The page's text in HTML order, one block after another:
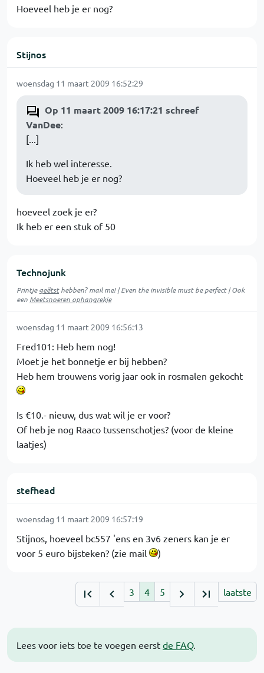
Lees voor iets toe te voegen eerst de FAQ.
Hoeveel heb je er nog?
Stijnos
woensdag 11 maart 2009 16:52:29
Op 11 maart 2009 16:17:21 schreef
VanDee:
[...]
Ik heb wel interesse.
Hoeveel heb je er nog?
hoeveel zoek je er?
Ik heb er een stuk of 50
Technojunk
Printjegeëtsthebben? mail me! | Even the invisible must be perfect | Ook
een Meetsnoeren ophangrekje
woensdag 11 maart 2009 16:56:13
Fred101: Heb hem nog!
Moet je het bonnetje er bij hebben?
Heb hem trouwens vorig jaar ook in rosmalen gekocht
Is €10.- nieuw, dus wat wil je er voor?
Of heb je nog Raaco tussenschotjes? (voor de kleine
laatjes)
stefhead
woensdag 11 maart 2009 16:57:19
Stijnos, hoeveel bc557 'ens en 3v6 zeners kan je er
voor 5 euro bijsteken? (zie mail
)
3 4 5 laatste